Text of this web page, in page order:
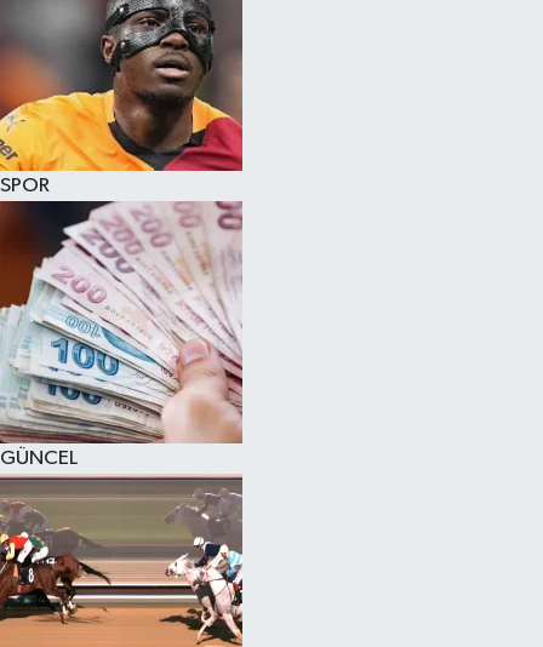
SPOR
GÜNCEL